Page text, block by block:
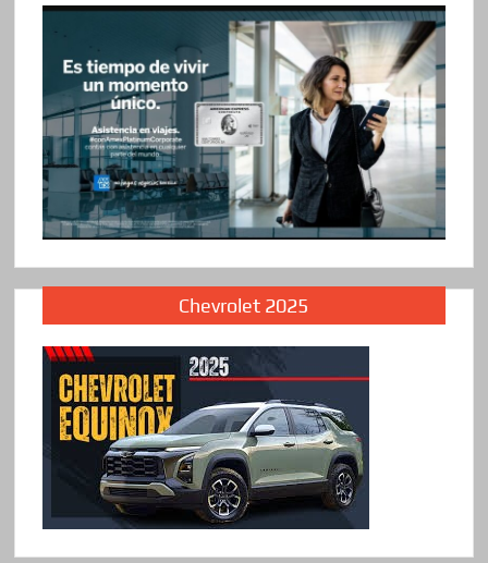
Chevrolet 2025